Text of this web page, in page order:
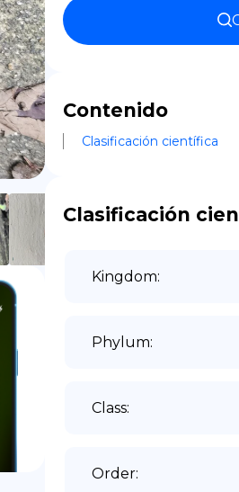
EN
FR
DE
© Niro ID
Contenido
Clasificación científica
Clasificación
Kingdom:
Phylum:
Class:
Order: